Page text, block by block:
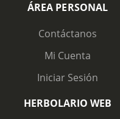
ÁREA PERSONAL
Contáctanos
Mi Cuenta
Iniciar Sesión
HERBOLARIO WEB